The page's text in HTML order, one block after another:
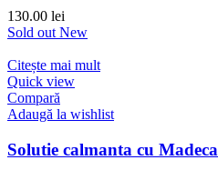
130.00 lei
Sold out New
Citește mai mult
Quick view
Compară
Adaugă la wishlist
Solutie calmanta cu